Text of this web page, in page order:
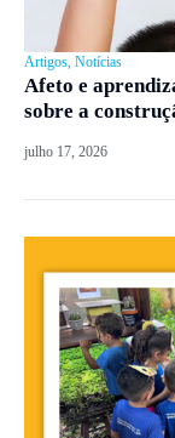
Artigos, Notícias
Afeto e
sobre a
julho 17, 2026